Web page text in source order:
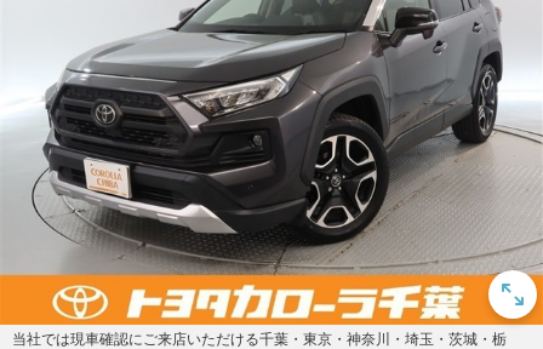
当社では現車確認にご来店いただける千葉・東京・神奈川・埼玉・茨城・栃